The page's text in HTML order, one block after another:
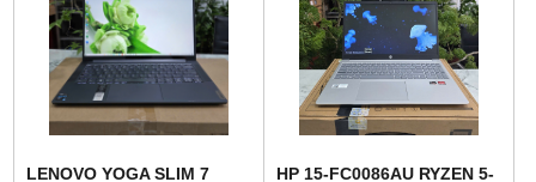
LENOVO YOGA SLIM 7
HP 15-FC0086AU RYZEN 5-